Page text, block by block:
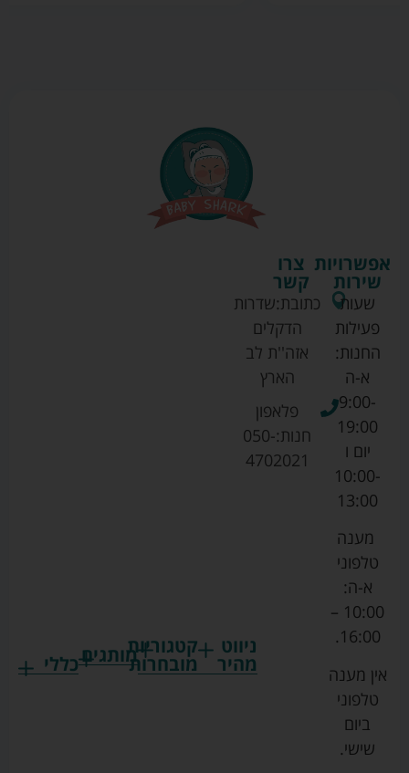
ניווט
מהיר
קטגוריות
מובחרותמותגים
גרקו
כללי
צרו
קשר
כתובת:שדרות
הדקלים
אזה''ת לב
הארץ
פלאפון
חנות:050-
4702021
אפשרויות
שירות
שעות
פעילות
החנות:
א-ה
9:00-
19:00
יום ו
10:00-
13:00
מענה
טלפוני
א-ה:
10:00 –
16:00.
אין מענה
טלפוני
ביום
שישי.